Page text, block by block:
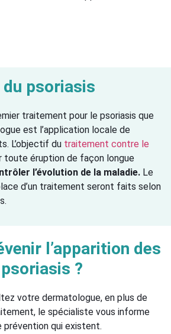
psoriasis
traitement pour le psoriasis que
est l’application locale de
L’objectif du traitement contre le
toute éruption de façon longue
l’évolution de la maladie. Le
d’un traitement seront faits selon
l’apparition des
?
votre dermatologue, en plus de
le spécialiste vous informe
prévention qui existent.